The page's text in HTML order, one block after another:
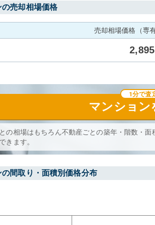
売却相場価格
売却相場価格（専
2,895
マンション
1分で査
の相場はもちろん不動産ごとの築年・階数・
きます。
間取り・面積別価格分布